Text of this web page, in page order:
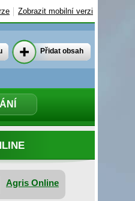
Zobrazit mobilní verzi
Přidat obsah
Agris Online